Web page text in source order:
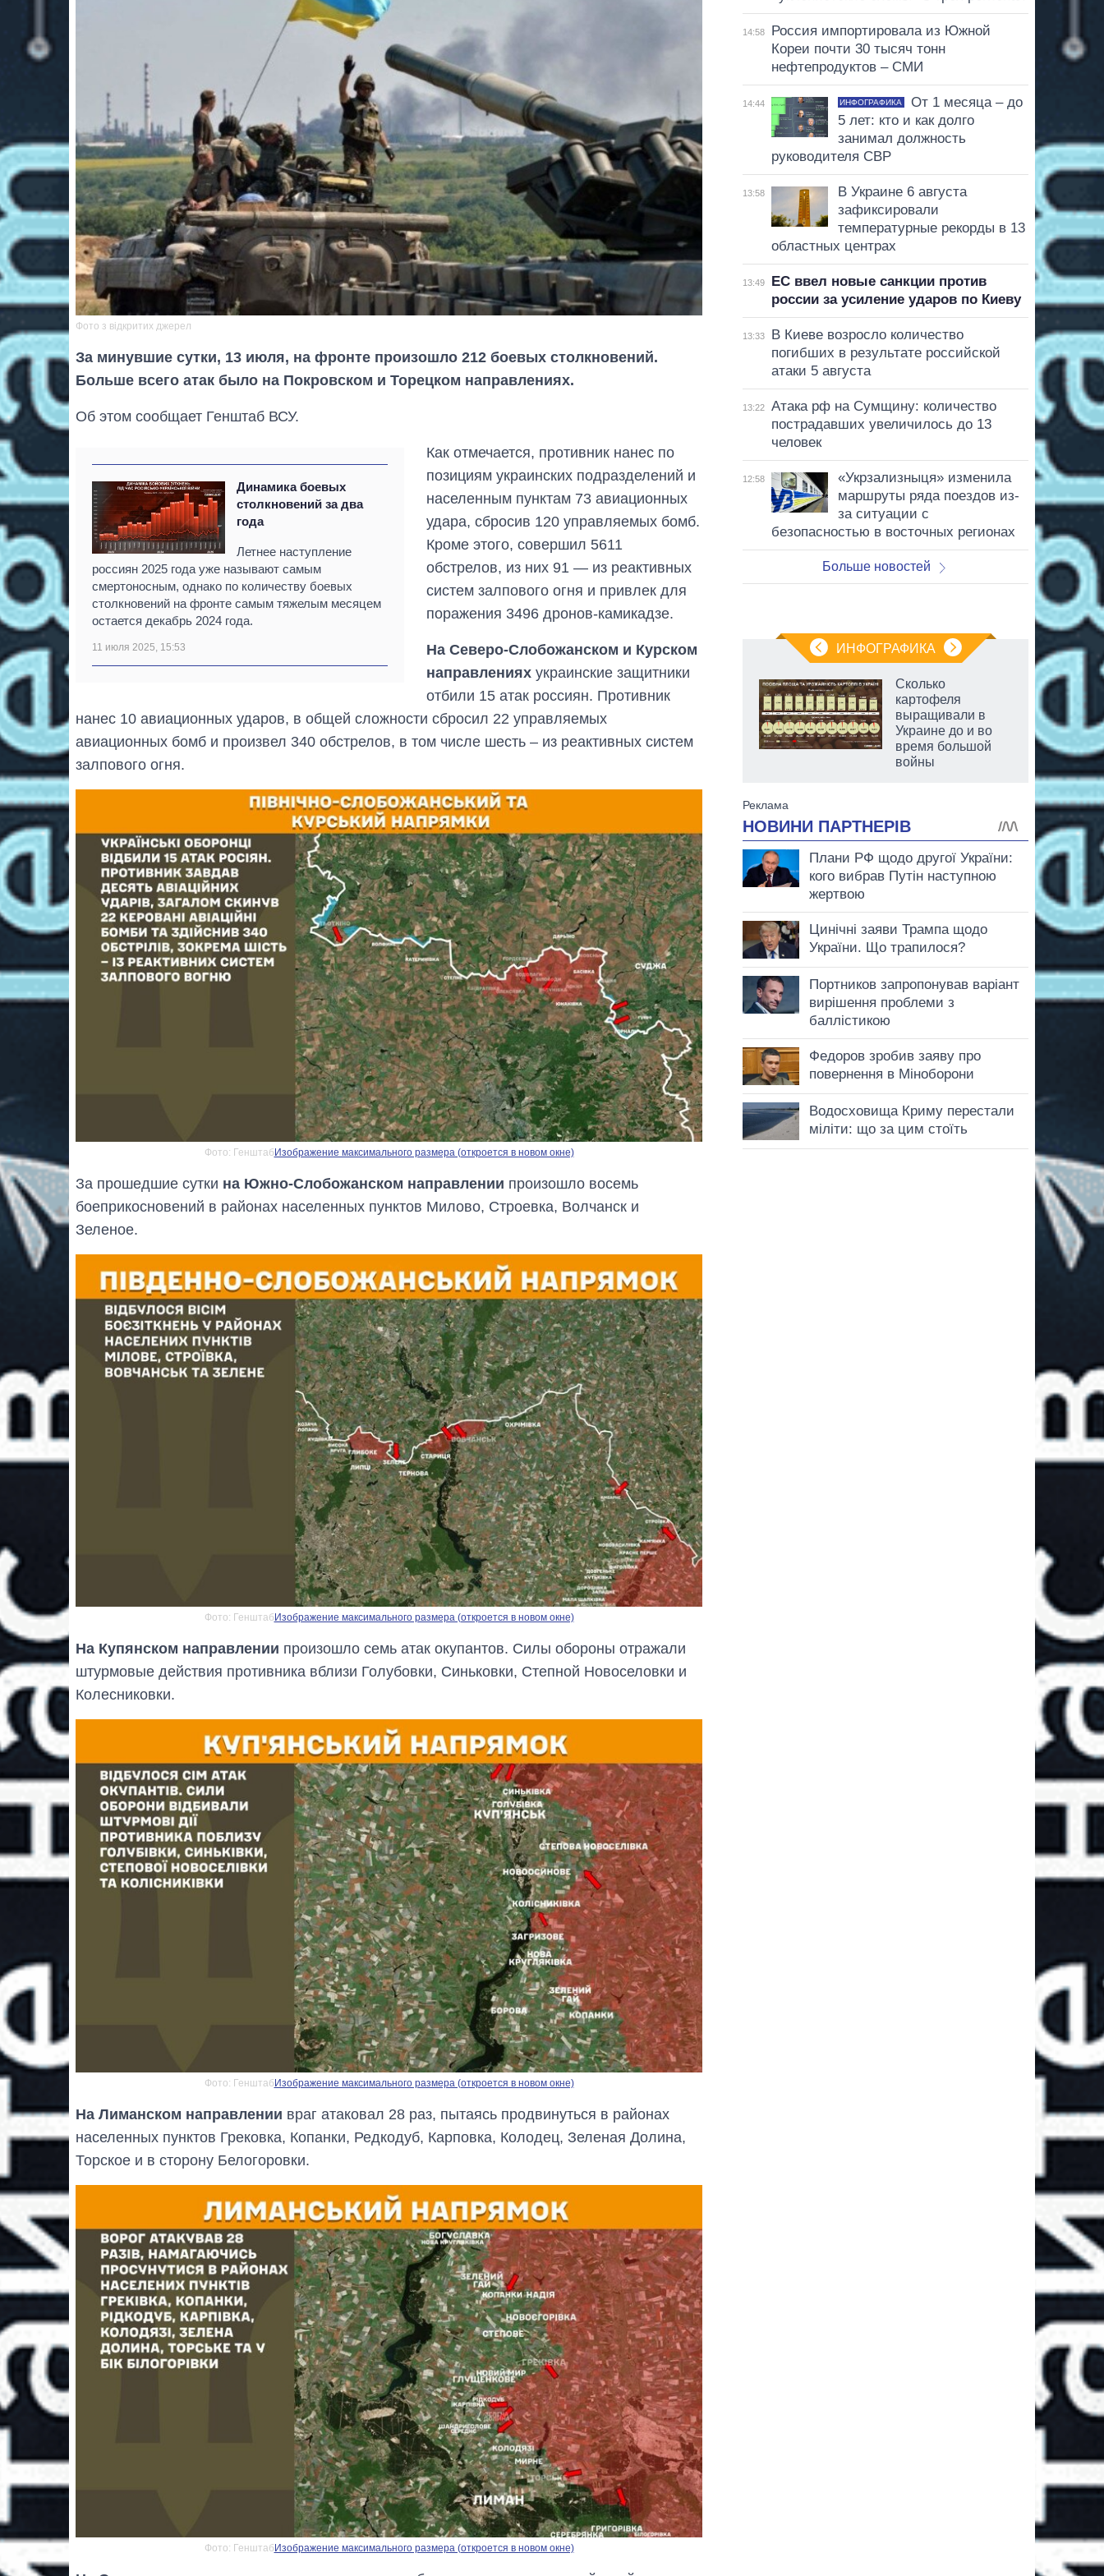
Фото з відкритих джерел
За минувшие сутки, 13 июля, на фронте произошло 212 боевых столкновений.
Больше всего атак было на Покровском и Торецком направлениях.
Об этом сообщает Генштаб ВСУ.
Динамика боевых
столкновений за два
года
Летнее наступление
россиян 2025 года уже называют самым
смертоносным, однако по количеству боевых
столкновений на фронте самым тяжелым месяцем
остается декабрь 2024 года.
11 июля 2025, 15:53
Как отмечается, противник нанес по
позициям украинских подразделений и
населенным пунктам 73 авиационных
удара, сбросив 120 управляемых бомб.
Кроме этого, совершил 5611
обстрелов, из них 91 — из реактивных
систем залпового огня и привлек для
поражения 3496 дронов-камикадзе.
На Северо-Слобожанском и Курском
направлениях украинские защитники
отбили 15 атак россиян. Противник
нанес 10 авиационных ударов, в общей сложности сбросил 22 управляемых
авиационных бомб и произвел 340 обстрелов, в том числе шесть – из реактивных систем
залпового огня.
Фото: Генштаб Изображение максимального размера (откроется в новом окне)
За прошедшие сутки на Южно-Слобожанском направлении произошло восемь
боеприкосновений в районах населенных пунктов Милово, Строевка, Волчанск и
Зеленое.
Фото: Генштаб Изображение максимального размера (откроется в новом окне)
На Купянском направлении произошло семь атак окупантов. Силы обороны отражали
штурмовые действия противника вблизи Голубовки, Синьковки, Степной Новоселовки и
Колесниковки.
Фото: ГенштабИзображение максимального размера (откроется в новом окне)
На Лиманском направлении враг атаковал 28 раз, пытаясь продвинуться в районах
населенных пунктов Грековка, Копанки, Редкодуб, Карповка, Колодец, Зеленая Долина,
Торское и в сторону Белогоровки.
Фото: Генштаб Изображение максимального размера (откроется в новом окне)
14:58
Россия импортировала из Южной
Кореи почти 30 тысяч тонн
нефтепродуктов – СМИ
14:44 ИНФОГРАФИКА
От 1 месяца – до
5 лет: кто и как долго
занимал должность
руководителя СВР
13:58
В Украине 6 августа
зафиксировали
температурные рекорды в 13
областных центрах
13:49
ЕС ввел новые санкции против
россии за усиление ударов по Киеву
13:33
В Киеве возросло количество
погибших в результате российской
атаки 5 августа
13:22
Атака рф на Сумщину: количество
пострадавших увеличилось до 13
человек
12:58
«Укрзализныця» изменила
маршруты ряда поездов из-
за ситуации с
безопасностью в восточных регионах
Больше новостей
ИНФОГРАФИКА
Как за 10 лет
изменилось
бакалавриат,
Сколько
картофеля
выращивали в
Украине до и во
время большой
войны